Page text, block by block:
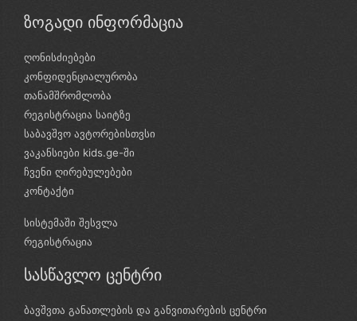
ზოგადი ინფორმაცია
ღონისძიებები
კონფიდენციალურობა
თანამშრომლობა
რეგისტრაცია საიტზე
საბავშვო ავტორებისთვსი
ვაკანსიები kids.ge-ში
ჩვენი ღირებულებები
კონტაქტი
სისტემაში შესვლა
რეგისტრაცია
სასწავლო ცენტრი
ბავშვთა განათლების და განვითარების ცენტრი